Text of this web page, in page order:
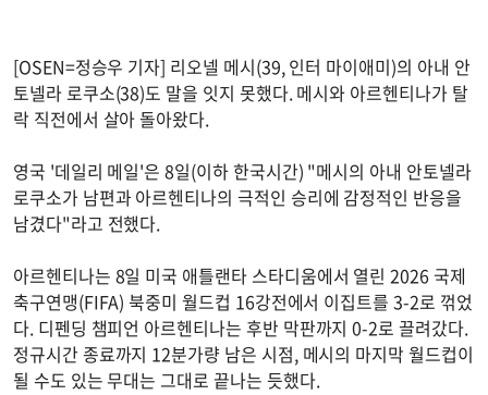
[OSEN=정승우 기자] 리오넬 메시(39, 인터 마이애미)의 아내 안
토넬라 로쿠소(38)도 말을 잇지 못했다. 메시와 아르헨티나가 탈
락 직전에서 살아 돌아왔다.
영국 '데일리 메일'은 8일(이하 한국시간) "메시의 아내 안토넬라
로쿠소가 남편과 아르헨티나의 극적인 승리에 감정적인 반응을
남겼다"라고 전했다.
아르헨티나는 8일 미국 애틀랜타 스타디움에서 열린 2026 국제
축구연맹(FIFA) 북중미 월드컵 16강전에서 이집트를 3-2로 꺾었
다. 디펜딩 챔피언 아르헨티나는 후반 막판까지 0-2로 끌려갔다.
정규시간 종료까지 12분가량 남은 시점, 메시의 마지막 월드컵이
될 수도 있는 무대는 그대로 끝나는 듯했다.